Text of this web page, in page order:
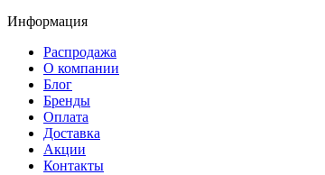
Информация
Распродажа
О компании
Блог
Бренды
Оплата
Доставка
Акции
Контакты